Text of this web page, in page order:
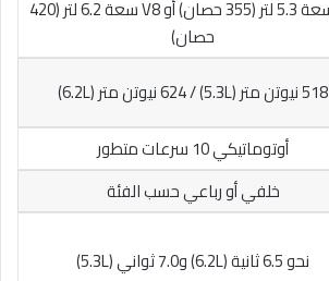
V8 سعة 5.3 لتر (355 حصان) أو V8 سعة 6.2 لتر (420
حصان)
518 نيوتن متر (5.3L) / 624 نيوتن متر (6.2L)
أوتوماتيكي 10 سرعات متطور
خلفي أو رباعي حسب الفئة
نحو 6.5 ثانية (6.2L) و7.0 ثواني (5.3L)